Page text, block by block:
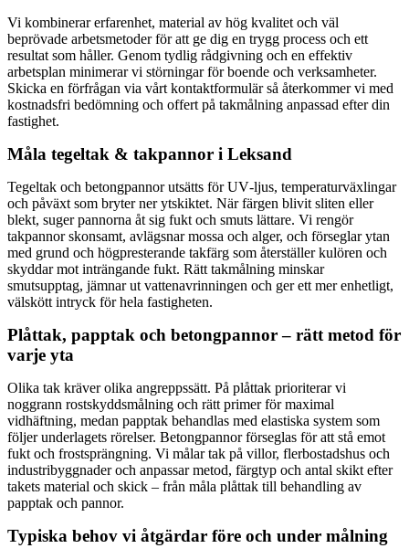
Vi kombinerar erfarenhet, material av hög kvalitet och väl
beprövade arbetsmetoder för att ge dig en trygg process och ett
resultat som håller. Genom tydlig rådgivning och en effektiv
arbetsplan minimerar vi störningar för boende och verksamheter.
Skicka en förfrågan via vårt kontaktformulär så återkommer vi med
kostnadsfri bedömning och offert på takmålning anpassad efter din
fastighet.
Måla tegeltak & takpannor i Leksand
Tegeltak och betongpannor utsätts för UV‑ljus, temperaturväxlingar
och påväxt som bryter ner ytskiktet. När färgen blivit sliten eller
blekt, suger pannorna åt sig fukt och smuts lättare. Vi rengör
takpannor skonsamt, avlägsnar mossa och alger, och förseglar ytan
med grund och högpresterande takfärg som återställer kulören och
skyddar mot inträngande fukt. Rätt takmålning minskar
smutsupptag, jämnar ut vattenavrinningen och ger ett mer enhetligt,
välskött intryck för hela fastigheten.
Plåttak, papptak och betongpannor – rätt metod för
varje yta
Olika tak kräver olika angreppssätt. På plåttak prioriterar vi
noggrann rostskyddsmålning och rätt primer för maximal
vidhäftning, medan papptak behandlas med elastiska system som
följer underlagets rörelser. Betongpannor förseglas för att stå emot
fukt och frostsprängning. Vi målar tak på villor, flerbostadshus och
industribyggnader och anpassar metod, färgtyp och antal skikt efter
takets material och skick – från måla plåttak till behandling av
papptak och pannor.
Typiska behov vi åtgärdar före och under målning